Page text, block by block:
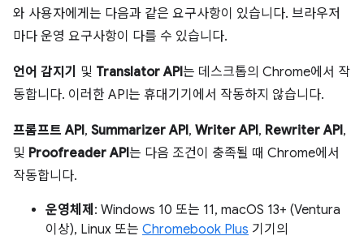
와 사용자에게는 다음과 같은 요구사항이 있습니다. 브라우저
마다 운영 요구사항이 다를 수 있습니다.
언어 감지기 및 Translator API는 데스크톱의 Chrome에서 작
동합니다. 이러한 API는 휴대기기에서 작동하지 않습니다.
프롬프트 API, Summarizer API, Writer API, Rewriter API,
및 Proofreader API는 다음 조건이 충족될 때 Chrome에서
작동합니다.
운영체제 : Windows 10 또는 11, macOS 13+ (Ventura
이상), Linux 또는 Chromebook Plus 기기의